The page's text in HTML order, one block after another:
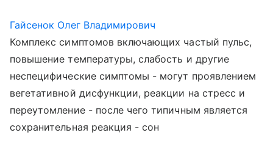
Гайсенок Олег Владимирович
Комплекс симптомов включающих частый пульс,
повышение температуры, слабость и другие
неспецифические симптомы - могут проявлением
вегетативной дисфункции, реакции на стресс и
переутомление - после чего типичным является
сохранительная реакция - сон